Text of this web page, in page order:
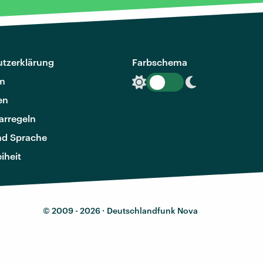
Sprache
Farbschema
© 2009 - 2026 · Deutschlandfunk Nova